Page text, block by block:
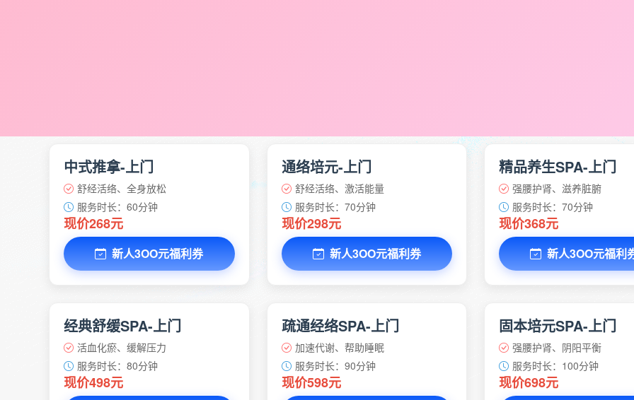
中式推拿-上门
舒经活络、全身放松
服务时长：60分钟
现价268元
新人3OO元福利券
通络培元-上门
舒经活络、激活能量
服务时长：70分钟
现价298元
新人3OO元福利券
精品养生SPA-上门
强腰护肾、滋养脏腑
服务时长：70分钟
现价368元
新人3OO元福利
经典舒缓SPA-上门
活血化瘀、缓解压力
服务时长：80分钟
现价498元
疏通经络SPA-上门
加速代谢、帮助睡眠
服务时长：90分钟
现价598元
固本培元SPA-上门
强腰护肾、阴阳平衡
服务时长：100分钟
现价698元